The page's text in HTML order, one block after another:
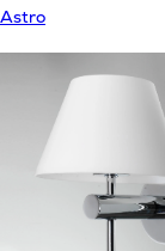
Astro